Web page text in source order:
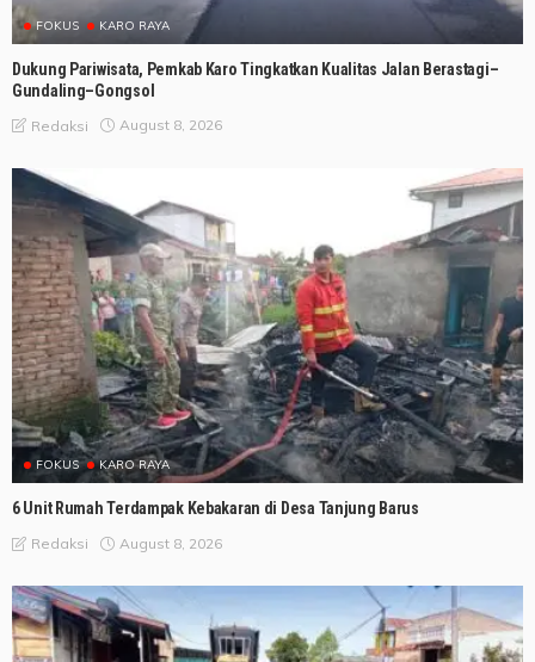
FOKUS KARO RAYA
Dukung Pariwisata, Pemkab Karo Tingkatkan Kualitas Jalan Berastagi–
Gundaling–Gongsol
Redaksi August 8, 2026
FOKUS KARO RAYA
6 Unit Rumah Terdampak Kebakaran di Desa Tanjung Barus
Redaksi August 8, 2026